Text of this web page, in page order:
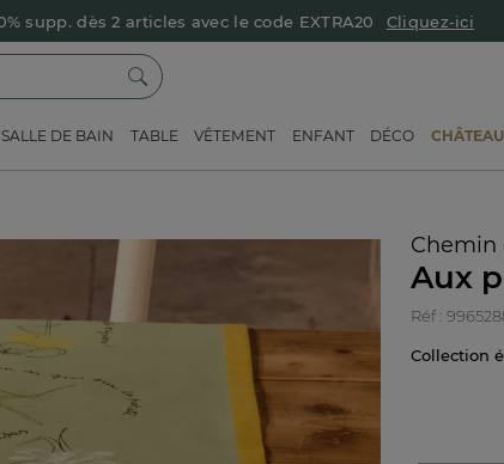
supp. dès 2 articles avec le code EXTRA20 Cliquez-ici
SALLE DE BAIN TABLE VÊTEMENT ENFANT DÉCO
Chemin
Aux
Réf :
Collection